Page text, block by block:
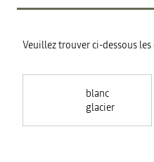
Veuillez trouver ci-dessous
blanc
glacier